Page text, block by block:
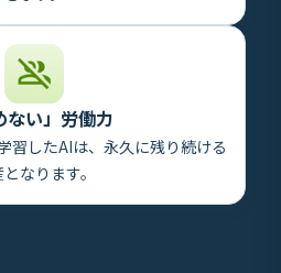
ない」労働力
習したAIは、永久に残り続ける
なります。